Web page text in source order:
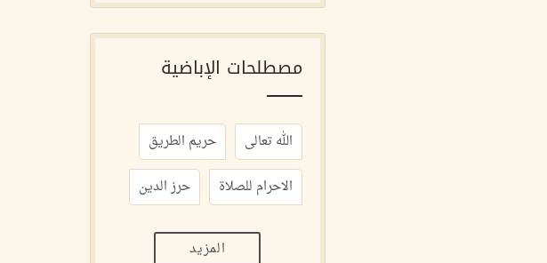
مصطلحات الإباضية
الله تعالى
حريم الطريق
الاحرام للصلاة
حرز الدين
المزيد